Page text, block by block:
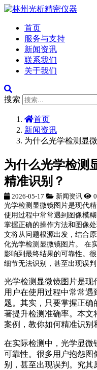
首页
服务与支持
新闻资讯
联系我们
关于我们
搜索
首页
新闻资讯
为什么光学检测显
为什么光学检测
精准识别？
2026-05-17 新闻资讯
光学检测显微镜图片是现代
使用过程中常常遇到图像模
掌握正确的操作方法和图像
文将从问题根源出发，结合
化光学检测显微镜图片。 在
影响到最终结果的可靠性。
细节无法识别，甚至出现误
光学检测显微镜图片是现
用户在使用过程中常常
题。其实，只要掌握正确
著提升检测准确率。本文
案例，教你如何精准识别
在实际检测中，光学显微
可靠性。很多用户抱怨图
别，甚至出现误判。究其